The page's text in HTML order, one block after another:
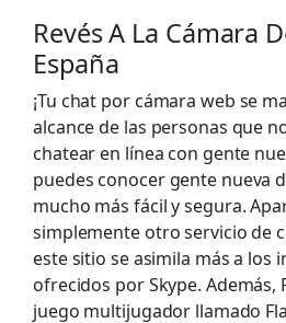
Revés A La Cámara
España
¡Tu chat por cámara web se
alcance de las personas que
chatear en línea con gente
puedes conocer gente nueva
mucho más fácil y segura.
simplemente otro servicio de
este sitio se asimila más a los
ofrecidos por Skype. Además,
juego multijugador llamado